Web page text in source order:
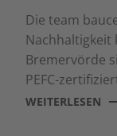
Die team
Bremervörde
PEFC-
WEITERLESEN